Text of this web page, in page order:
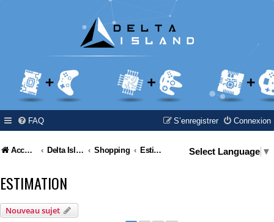
FAQ Connexion
S’enregistrer
Accueil Delta Island Shopping Estimation Select Language ▼
ESTIMATION
Nouveau sujet